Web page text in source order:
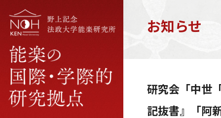
お知らせ
研究会「中世
記抜書』「阿